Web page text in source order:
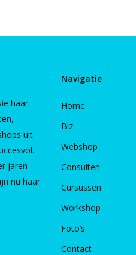
haar
uit.
jaren
nu haar
Navigatie
Home
Biz
Webshop
Consulten
Cursussen
Workshop
Foto’s
Contact